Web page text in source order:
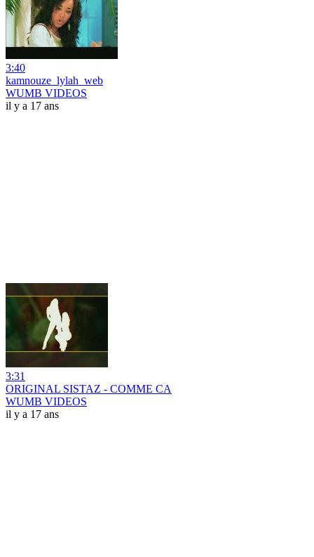
3:40
kamnouze_lylah_web
WUMB VIDEOS
il y a 17 ans
3:31
ORIGINAL SISTAZ - COMME CA
WUMB VIDEOS
il y a 17 ans